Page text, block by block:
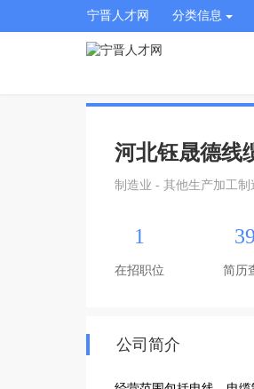
宁晋人才网 分类信息
河北钰晟德线
制造业 - 其他生产加工制
1
在招职位 简历
公司简介